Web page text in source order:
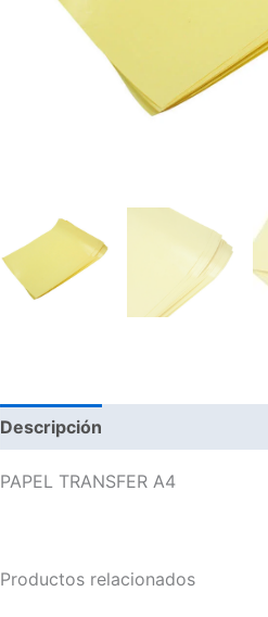
Descripción
PAPEL TRANSFER A4
Productos relacionados